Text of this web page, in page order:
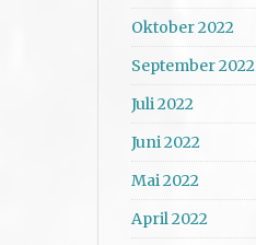
Oktober 2022
September 2022
Juli 2022
Juni 2022
Mai 2022
April 2022